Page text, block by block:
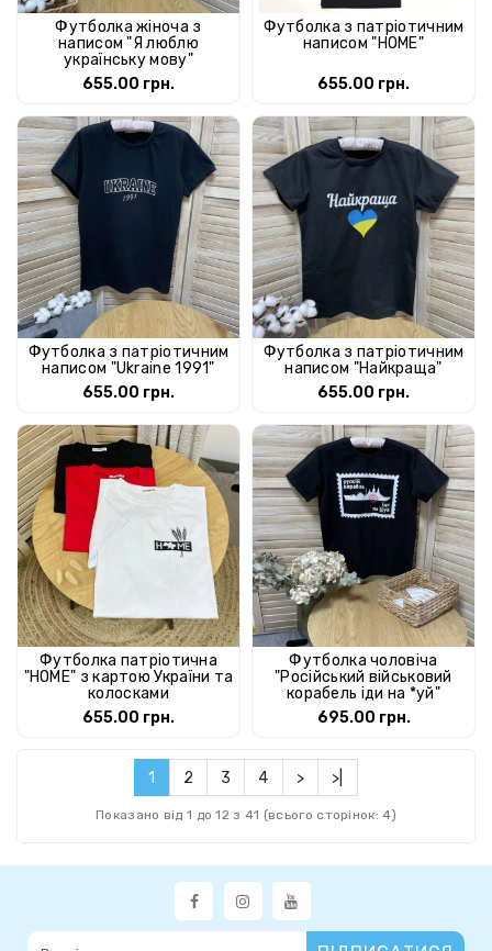
Футболка жіноча з
написом "Я люблю
українську мову"
655.00 грн.
Футболка з патріотичним
написом "HOME"
655.00 грн.
Футболка з патріотичним
написом "Ukrainе 1991"
655.00 грн.
Футболка з патріотичним
написом "Найкраща"
655.00 грн.
Футболка патріотична
"HOME" з картою України та
колосками
655.00 грн.
Футболка чоловіча
"Російський військовий
корабель іди на *уй"
695.00 грн.
1 2 3 4 > >|
Показано від 1 до 12 з 41 (всього сторінок: 4)